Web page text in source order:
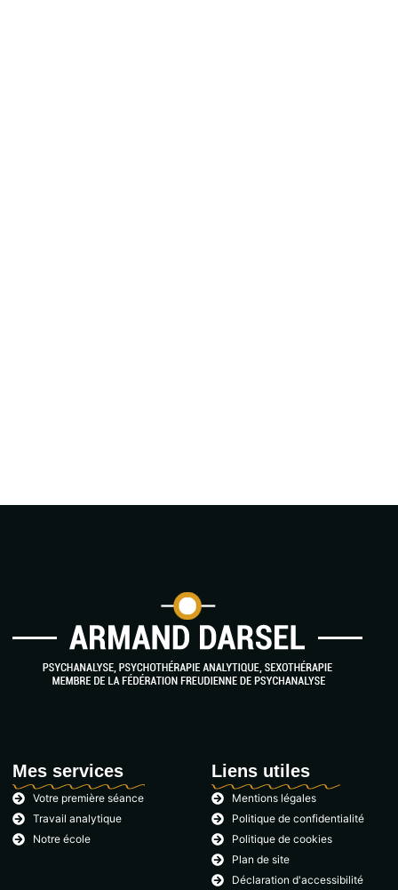
Mes services
Votre première séance
Travail analytique
Notre école
Liens utiles
Mentions légales
Politique de confidentialité
Politique de cookies
Plan de site
Déclaration d'accessibilité